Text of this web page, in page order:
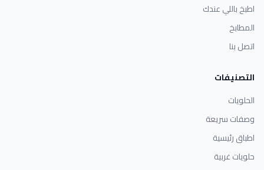
اطبخ باللي عندك
المطابخ
اتصل بنا
التصنيفات
الحلويات
وصفات سريعة
اطباق رئيسية
حلويات غربية